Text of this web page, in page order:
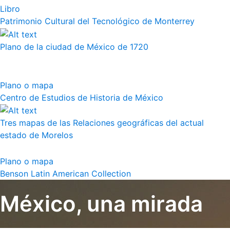
Libro
Patrimonio Cultural del Tecnológico de Monterrey
Plano de la ciudad de México de 1720
Plano o mapa
Centro de Estudios de Historia de México
Tres mapas de las Relaciones geográficas del actual
estado de Morelos
Plano o mapa
Benson Latin American Collection
México, una mirada